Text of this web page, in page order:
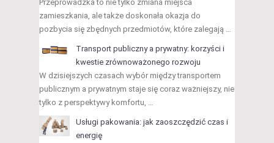
Przeprowadzka to nie tylko zmiana miejsca
zamieszkania, ale także doskonała okazja do
pozbycia się zbędnych przedmiotów, które zalegają …
Transport publiczny a prywatny: korzyści i
kwestie zrównoważonego rozwoju
W dzisiejszych czasach wybór między transportem
publicznym a prywatnym staje się coraz ważniejszy, nie
tylko z perspektywy komfortu, …
Usługi pakowania: jak zaoszczędzić czas i
energię